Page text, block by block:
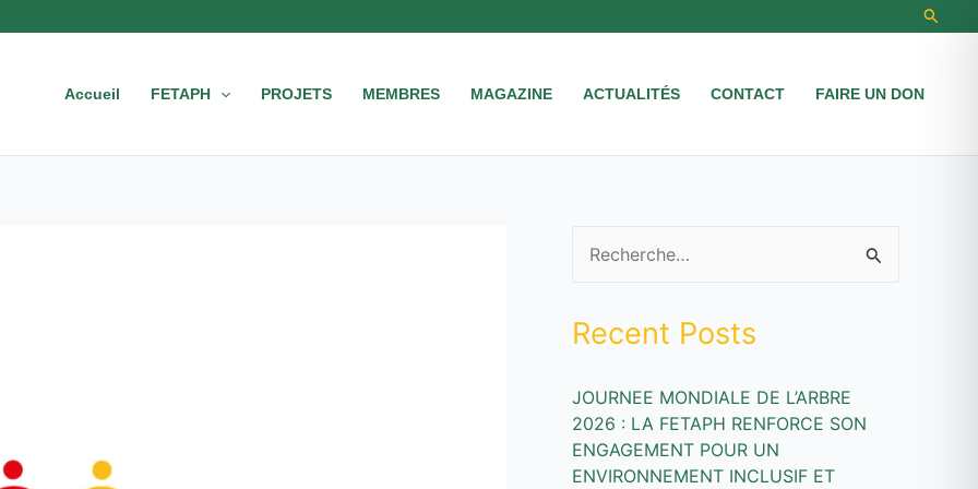
Accueil FETAPH PROJETS MEMBRES MAGAZINE ACTUALITÉS CONTACT FAIRE UN DON
c
e
r
c
Recent Posts
JOURNEE MONDIALE DE L’ARBRE
2026 : LA FETAPH RENFORCE SON
ENGAGEMENT POUR UN
ENVIRONNEMENT INCLUSIF ET